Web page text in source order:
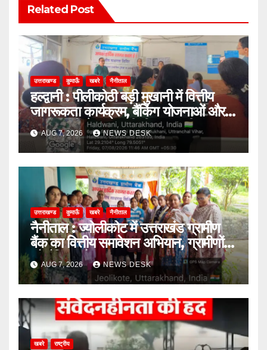
Related Post
उत्तराखण्ड कुमाऊँ खबरे नैनीताल
हल्द्वानी : पीलीकोठी बड़ी मुखानी में वित्तीय
जागरूकता कार्यक्रम, बैंकिंग योजनाओं और
साइबर ठगी से बचाव की दी जानकारी
AUG 7, 2026 NEWS DESK
उत्तराखण्ड कुमाऊँ खबरे नैनीताल
नैनीताल : ज्योलीकोट में उत्तराखंड ग्रामीण
बैंक का वित्तीय समावेशन अभियान, ग्रामीणों
को बैंकिंग और साइबर सुरक्षा की दी जानकारी
AUG 7, 2026 NEWS DESK
खबरे राष्ट्रीय